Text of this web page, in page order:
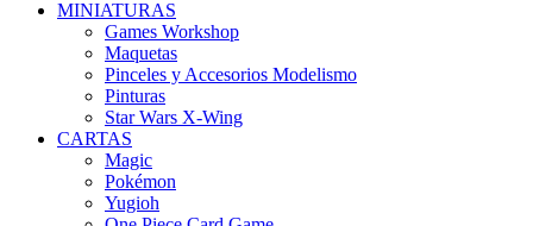
MINIATURAS
Games Workshop
Maquetas
Pinceles y Accesorios Modelismo
Pinturas
Star Wars X-Wing
CARTAS
Magic
Pokémon
Yugioh